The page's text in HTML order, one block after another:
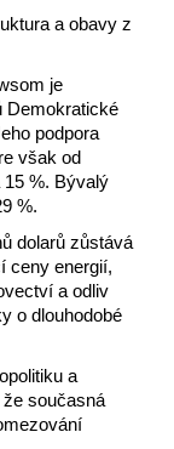
a obavy z
je
Demokratické
podpora
však od
15 %. Bývalý
%.
dolarů zůstává
ceny energií,
a odliv
o dlouhodobé
a
že současná